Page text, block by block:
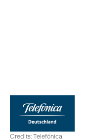
Credits: Telefónica